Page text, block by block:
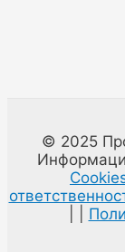
© 2025